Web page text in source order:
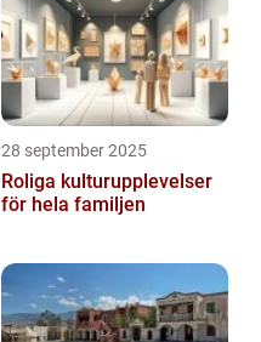
28 september 2025
Roliga kulturupplevelser
för hela familjen